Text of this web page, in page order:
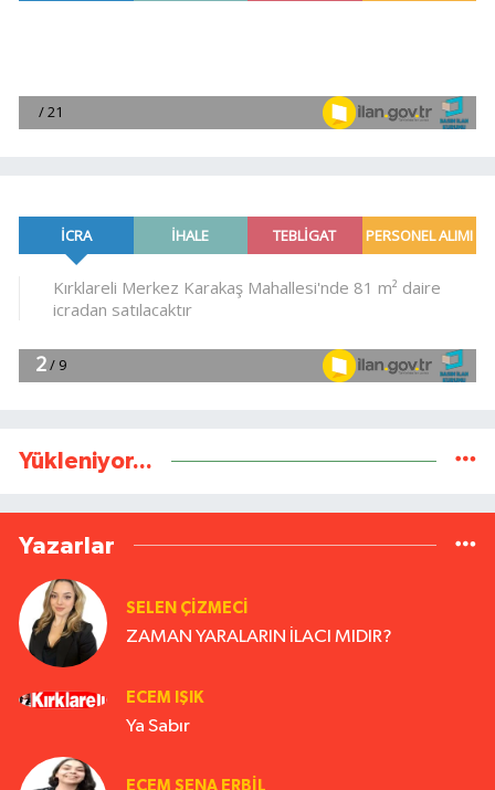
Yükleniyor...
Yazarlar
SELEN ÇİZMECİ
ZAMAN YARALARIN İLACI MIDIR?
ECEM IŞIK
Ya Sabır
ECEM SENA ERBIL